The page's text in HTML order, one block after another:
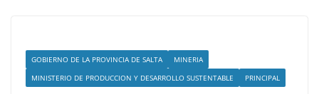
GOBIERNO DE LA PROVINCIA DE SALTA
MINERIA
MINISTERIO DE PRODUCCION Y DESARROLLO SUSTENTABLE
PRINCIPAL